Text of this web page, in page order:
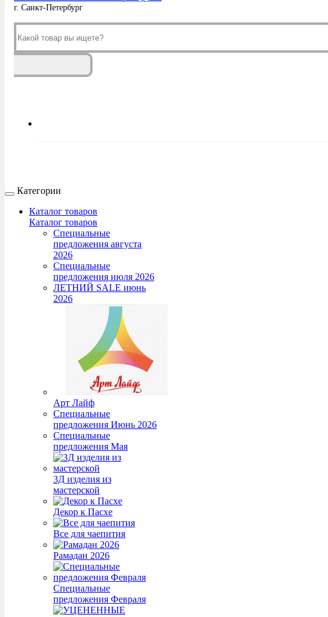
г. Санкт-Петербург
Категории
Каталог товаров
Каталог товаров
Специальные
предложения августа
2026
Специальные
предложения июля 2026
ЛЕТНИЙ SALE июнь
2026
Арт Лайф
Специальные
предложения Июнь 2026
Специальные
предложения Мая
3Д изделия из
мастерской
Декор к Пасхе
Все для чаепития
Рамадан 2026
Специальные
предложения Февраля